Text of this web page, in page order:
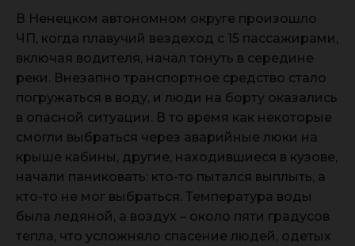
В Ненецком автономном округе произошло
ЧП, когда плавучий вездеход с 15 пассажирами,
включая водителя, начал тонуть в середине
реки. Внезапно транспортное средство стало
погружаться в воду, и люди на борту оказались
в опасной ситуации. В то время как некоторые
смогли выбраться через аварийные люки на
крыше кабины, другие, находившиеся в кузове,
начали паниковать: кто-то пытался выплыть, а
кто-то не мог выбраться. Температура воды
была ледяной, а воздух – около пяти градусов
тепла, что усложняло спасение людей, одетых